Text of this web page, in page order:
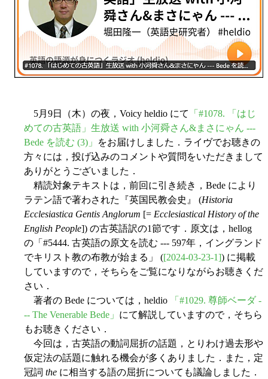
5月9日（木）の夜，Voicy heldio にて
「#1078. 「はじ
めての古英語」生放送 with 小河舜さん&まさにゃん ---
Bede を読む (3)」
をお届けしました．ライヴでお聴きの
方々には，投げ込みのコメントや質問をいただきまして
ありがとうございました．
精読対象テキストは，前回に引き続き，Bede により
ラテン語で著わされた『英国民教会史』 (Historia
Ecclesiastica Gentis Anglorum [= Ecclesiastical History of the
English People]) の古英語訳の1節です．原文は，hellog
の「#5444. 古英語の原文を読む --- 597年，イングランド
でキリスト教の布教が始まる」 ([2024-03-23-1]) に掲載
していますので，そちらをご覧になりながらお聴きくだ
さい．
著者の Bede については，heldio
「#1029. 尊師ベーダ -
-- The Venerable Bede」 にて解説していますので，そちら
もお聴きください．
今回は，古英語の動詞屈折の話題，とりわけ過去形や
仮定法の話題に触れる機会が多くありました．また，定
冠詞 the に相当する語の屈折についても議論しました．